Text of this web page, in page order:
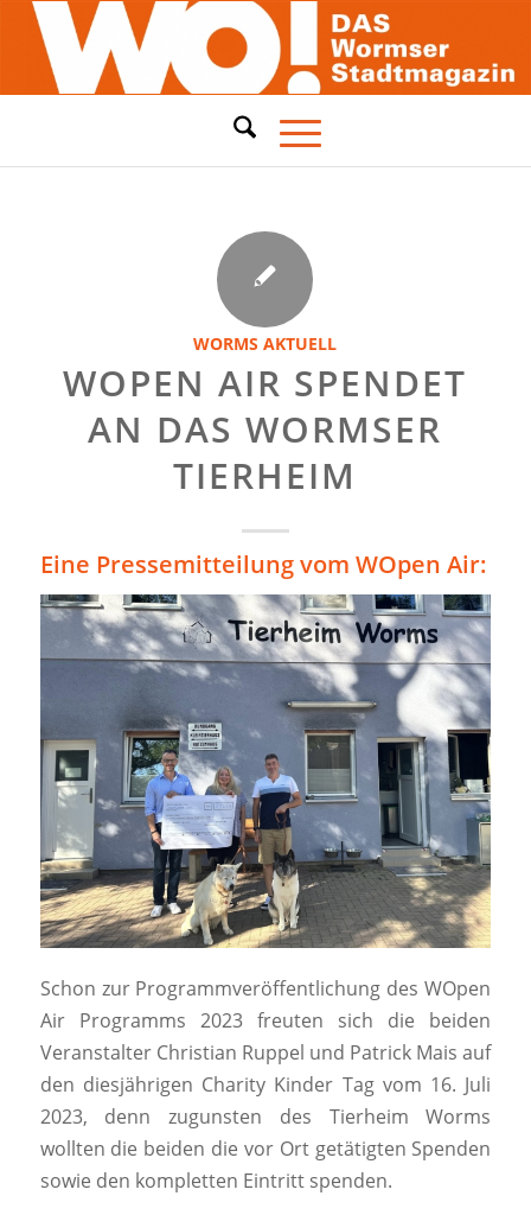
WORMS AKTUELL
WOPEN AIR SPENDET
AN DAS WORMSER
TIERHEIM
Eine Pressemitteilung vom WOpen Air:
Schon zur Programmveröffentlichung des WOpen
Air Programms 2023 freuten sich die beiden
Veranstalter Christian Ruppel und Patrick Mais auf
den diesjährigen Charity Kinder Tag vom 16. Juli
2023, denn zugunsten des Tierheim Worms
wollten die beiden die vor Ort getätigten Spenden
sowie den kompletten Eintritt spenden.